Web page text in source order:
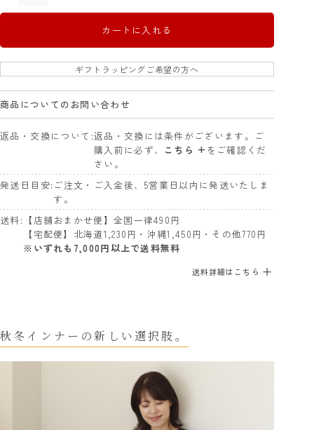
カートに入れる
ギフトラッピングご希望の方へ
商品についてのお問い合わせ
返品・交換について 返品・交換には条件がございます。ご
購入前に必ず、 こちら + をご確認くだ
さい。
発送日目安 ご注文・ご入金後、5営業日以内に発送いたしま
す。
送料
【店舗おまかせ便】全国一律490円
【宅配便】北海道1,230円・沖縄1,450円・その他770円
※いずれも7,000円以上で送料無料
送料詳細はこちら
秋冬インナーの新しい選択肢。